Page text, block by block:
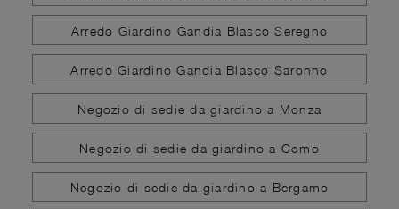
Arredo Giardino Gandia Blasco Seregno
Arredo Giardino Gandia Blasco Saronno
Negozio di sedie da giardino a Monza
Negozio di sedie da giardino a Como
Negozio di sedie da giardino a Bergamo